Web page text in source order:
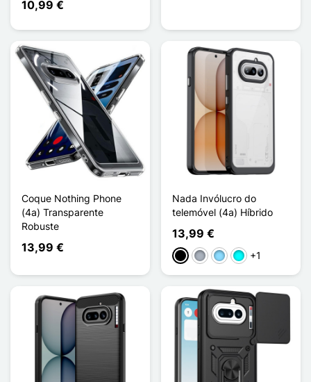
10,99 €
Coque Nothing Phone
(4a) Transparente
Robuste
13,99 €
Nada Invólucro do
telemóvel (4a) Híbrido
13,99 €
PretoCinzentoAzul Claro
Ciano
+1